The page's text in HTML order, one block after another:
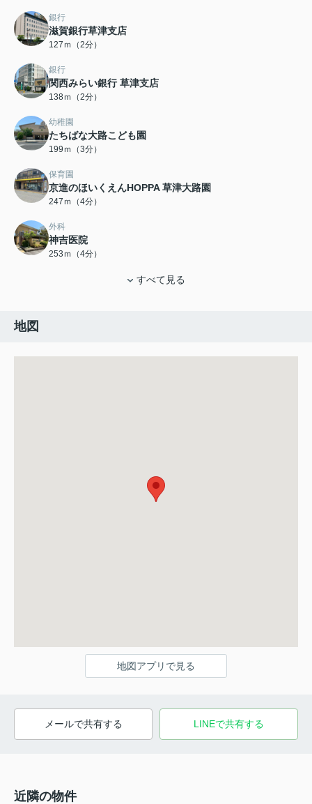
銀行
滋賀銀行草津支店
127ｍ（2分）
銀行
関西みらい銀行 草津支店
138ｍ（2分）
幼稚園
たちばな大路こども園
199ｍ（3分）
保育園
京進のほいくえんHOPPA 草津大路園
247ｍ（4分）
外科
神吉医院
253ｍ（4分）
すべて見る
地図
地図アプリで見る
メールで共有する LINEで共有する
近隣の物件